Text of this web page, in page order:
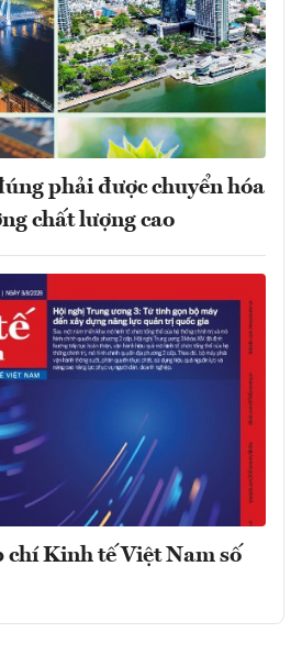
phải được chuyển hóa
chất lượng cao
chí Kinh tế Việt Nam số